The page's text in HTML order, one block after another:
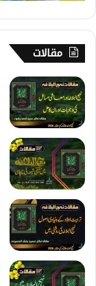
مقالات